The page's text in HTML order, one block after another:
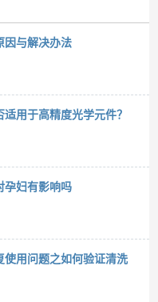
因与解决办法
用于高精度光学元件？
孕妇有影响吗
使用问题之如何验证清洗